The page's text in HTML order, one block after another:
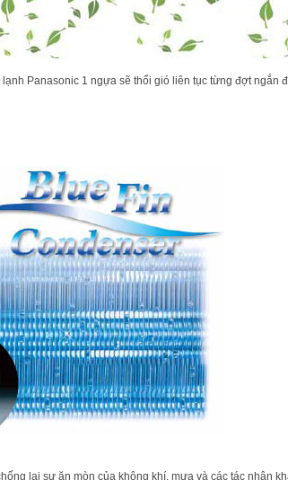
Panasonic 1 ngựa sẽ thổi gió liên tục từng đợt ngắn
lại sự ăn mòn của không khí, mưa và các tác nhân